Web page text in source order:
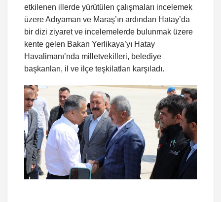
etkilenen illerde yürütülen çalışmaları incelemek
üzere Adıyaman ve Maraş’ın ardından Hatay’da
bir dizi ziyaret ve incelemelerde bulunmak üzere
kente gelen Bakan Yerlikaya’yı Hatay
Havalimanı’nda milletvekilleri, belediye
başkanları, il ve ilçe teşkilatları karşıladı.